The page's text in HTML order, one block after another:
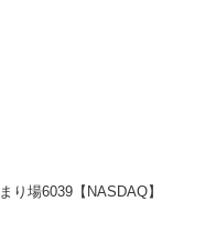
り場6039【NASDAQ】